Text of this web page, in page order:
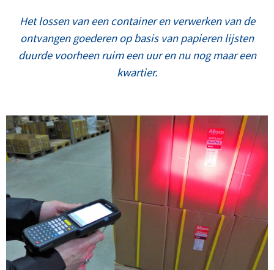
Het lossen van een container en verwerken van de
ontvangen goederen op basis van papieren lijsten
duurde voorheen ruim een uur en nu nog maar een
kwartier.